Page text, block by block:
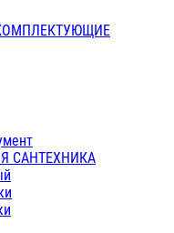
САНТЕХНИКА